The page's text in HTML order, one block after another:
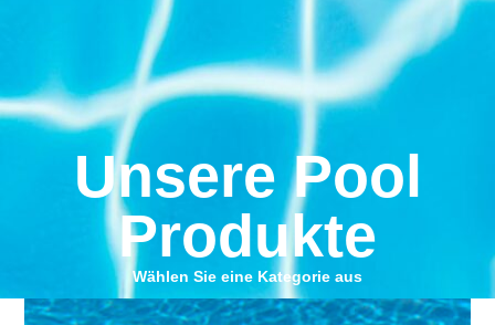
Unsere Pool
Produkte
Wählen Sie eine Kategorie aus